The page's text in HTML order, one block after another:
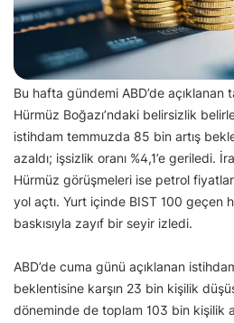
Bu hafta gündemi ABD’de açıklanan
Hürmüz Boğazı’ndaki belirsizlik
istihdam temmuzda 85 bin artış
azaldı; işsizlik oranı %4,1’e geriledi.
Hürmüz görüşmeleri ise petrol
yol açtı. Yurt içinde BIST 100 geçen
baskısıyla zayıf bir seyir izledi.
ABD’de cuma günü açıklanan
beklentisine karşın 23 bin kişilik
döneminde de toplam 103 bin kişilik